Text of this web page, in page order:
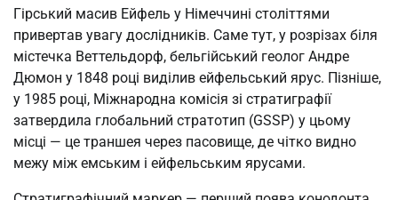
Гірський масив Ейфель у Німеччині століттями
привертав увагу дослідників. Саме тут, у розрізах біля
містечка Веттельдорф, бельгійський геолог Андре
Дюмон у 1848 році виділив ейфельський ярус. Пізніше,
у 1985 році, Міжнародна комісія зі стратиграфії
затвердила глобальний стратотип (GSSP) у цьому
місці — це траншея через пасовище, де чітко видно
межу між емським і ейфельським ярусами.